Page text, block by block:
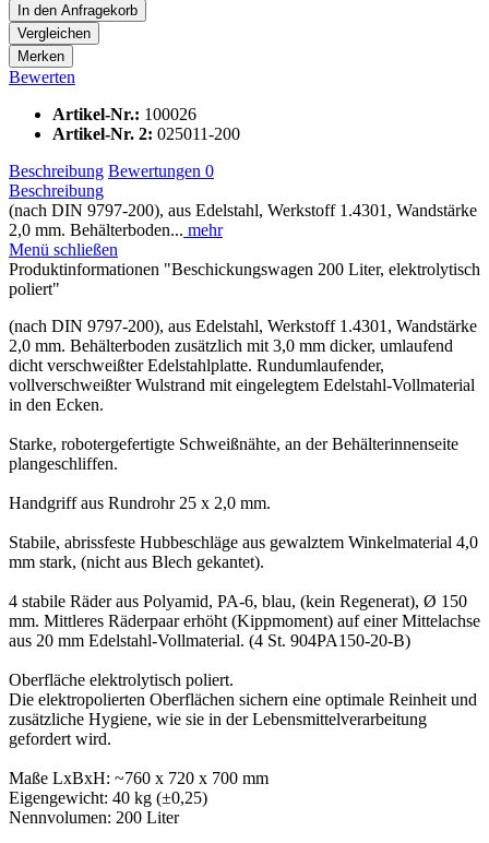
In den Anfragekorb
Vergleichen
Merken
Bewerten
Artikel-Nr.: 100026
Artikel-Nr. 2: 025011-200
Beschreibung Bewertungen 0
Beschreibung
(nach DIN 9797-200), aus Edelstahl, Werkstoff 1.4301, Wandstärke
2,0 mm. Behälterboden... mehr
Menü schließen
Produktinformationen "Beschickungswagen 200 Liter, elektrolytisch
poliert"
(nach DIN 9797-200), aus Edelstahl, Werkstoff 1.4301, Wandstärke
2,0 mm. Behälterboden zusätzlich mit 3,0 mm dicker, umlaufend
dicht verschweißter Edelstahlplatte. Rundumlaufender,
vollverschweißter Wulstrand mit eingelegtem Edelstahl-Vollmaterial
in den Ecken.
Starke, robotergefertigte Schweißnähte, an der Behälterinnenseite
plangeschliffen.
Handgriff aus Rundrohr 25 x 2,0 mm.
Stabile, abrissfeste Hubbeschläge aus gewalztem Winkelmaterial 4,0
mm stark, (nicht aus Blech gekantet).
4 stabile Räder aus Polyamid, PA-6, blau, (kein Regenerat), Ø 150
mm. Mittleres Räderpaar erhöht (Kippmoment) auf einer Mittelachse
aus 20 mm Edelstahl-Vollmaterial. (4 St. 904PA150-20-B)
Oberfläche elektrolytisch poliert.
Die elektropolierten Oberflächen sichern eine optimale Reinheit und
zusätzliche Hygiene, wie sie in der Lebensmittelverarbeitung
gefordert wird.
Maße LxBxH: ~760 x 720 x 700 mm
Eigengewicht: 40 kg (±0,25)
Nennvolumen: 200 Liter